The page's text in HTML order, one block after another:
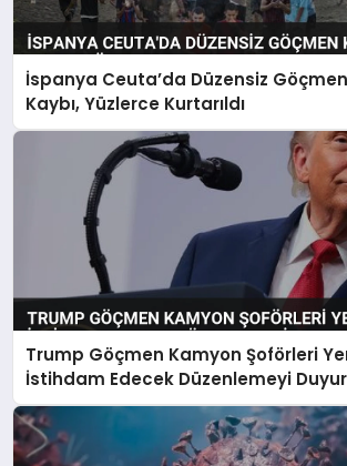
İspanya Ceuta’da Düzensiz
Kaybı, Yüzlerce Kurtarıldı
Trump Göçmen Kamyon Şoförleri
İstihdam Edecek Düzenlemeyi